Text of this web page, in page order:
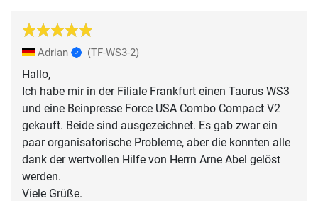
Adrian (TF-WS3-2)
Hallo,
Ich habe mir in der Filiale Frankfurt einen Taurus WS3
und eine Beinpresse Force USA Combo Compact V2
gekauft. Beide sind ausgezeichnet. Es gab zwar ein
paar organisatorische Probleme, aber die konnten alle
dank der wertvollen Hilfe von Herrn Arne Abel gelöst
werden.
Viele Grüße.